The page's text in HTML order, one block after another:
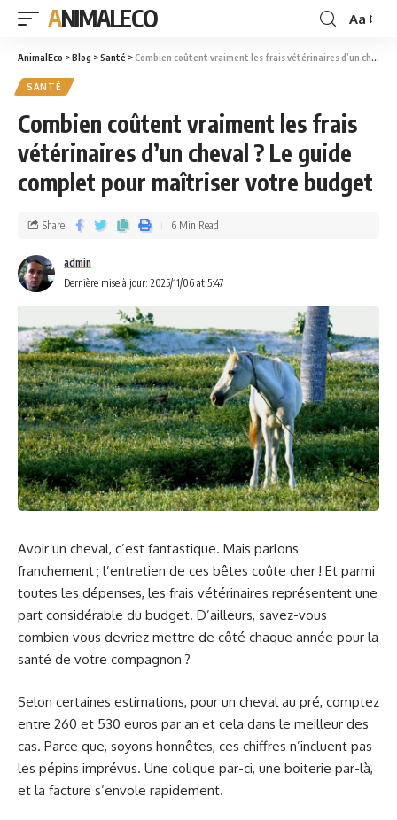
ANIMALECO Aa
AnimalEco >Blog >Santé >Combien coûtent vraiment les frais vétérinaires d’un cheval ? Le guide complet pour maîtriser votre budget
SANTÉ
Combien coûtent vraiment les frais
vétérinaires d’un cheval ? Le guide
complet pour maîtriser votre budget
admin
Dernière mise à jour: 2025/11/06 at 5:47
Share 6 Min Read
Avoir un cheval, c’est fantastique. Mais parlons
franchement ; l’entretien de ces bêtes coûte cher ! Et parmi
toutes les dépenses, les frais vétérinaires représentent une
part considérable du budget. D’ailleurs, savez-vous
combien vous devriez mettre de côté chaque année pour la
santé de votre compagnon ?
Selon certaines estimations, pour un cheval au pré, comptez
entre 260 et 530 euros par an et cela dans le meilleur des
cas. Parce que, soyons honnêtes, ces chiffres n’incluent pas
les pépins imprévus. Une colique par-ci, une boiterie par-là,
et la facture s’envole rapidement.